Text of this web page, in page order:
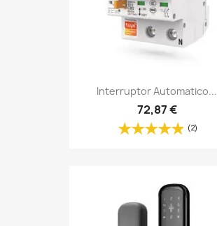
Interruptor Automatico...
72,87 €
(2)